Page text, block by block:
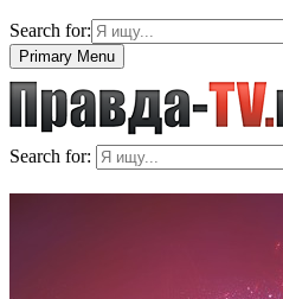
Search for:
Primary Menu
Search for: